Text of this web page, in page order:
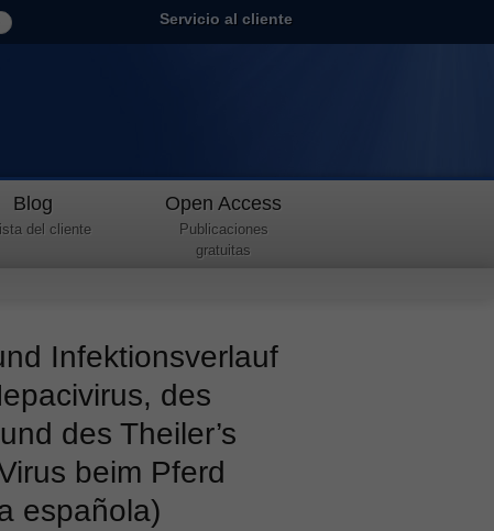
Servicio al cliente
Blog
del cliente
Open Access
Publicaciones
gratuitas
Infektionsverlauf
des
des Theiler’s
beim Pferd
española)